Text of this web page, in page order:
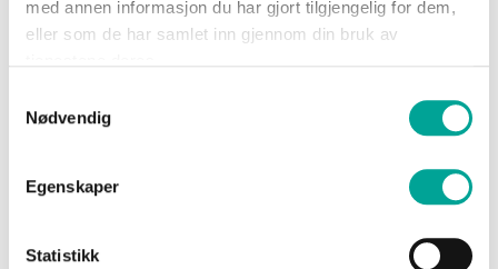
med annen informasjon du har gjort tilgjengelig for dem,
eller som de har samlet inn gjennom din bruk av
Nødvendig
Egenskaper
Statistikk
skjorte